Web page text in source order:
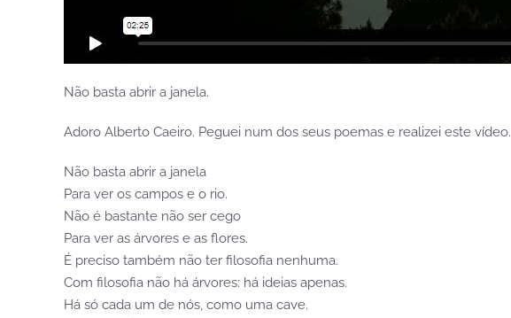
Não basta abrir a janela.
Adoro Alberto Caeiro. Peguei num dos seus poemas e realizei este vídeo.
Não basta abrir a janela
Para ver os campos e o rio.
Não é bastante não ser cego
Para ver as árvores e as flores.
É preciso também não ter filosofia nenhuma.
Com filosofia não há árvores: há ideias apenas.
Há só cada um de nós, como uma cave.